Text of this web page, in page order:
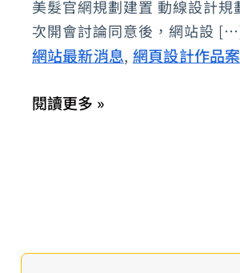
美髮官網規劃建置 動線設計規
次開會討論同意後，網站設
網站最新消息, 網頁設計作品
髮
品
牌，
百
閱讀更多 »